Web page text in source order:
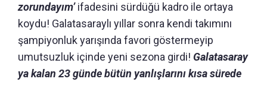
zorundayım’ifadesini sürdüğü kadro ile ortaya
koydu! Galatasaraylı yıllar sonra kendi takımını
şampiyonluk yarışında favori göstermeyip
umutsuzluk içinde yeni sezona girdi! Galatasaray
ya kalan 23 günde bütün yanlışlarını kısa sürede